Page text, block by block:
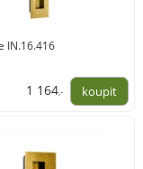
IN.16.416
1 164,-